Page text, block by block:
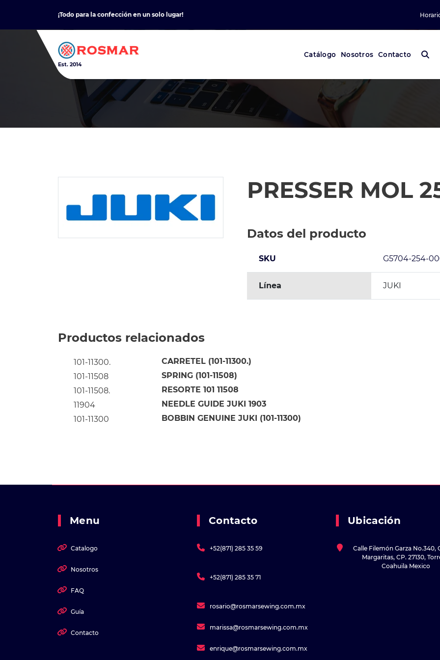
content
¡Todo para la confección en un solo lugar!
Est. 2014
Catálogo Nosotros Contacto
PRESSER MOL
Datos del producto
SKU G5704-254-
Línea JUKI
Productos relacionados
101-11300. CARRETEL (101-11300.)
101-11508
SPRING (101-11508)
101-11508.
RESORTE 101 11508
11904
NEEDLE GUIDE JUKI 1903
101-11300
BOBBIN GENUINE JUKI (101-11300)
Menu
Catalogo
Nosotros
FAQ
Guía
Contacto
Contacto
+52(871) 285 35 59
+52(871) 285 35 71
rosario@rosmarsewing.com.mx
marissa@rosmarsewing.com.mx
enrique@rosmarsewing.com.mx
Ubicación
Calle Filemón Garza No.340,
Margaritas, CP. 27130,
Coahuila Mexico